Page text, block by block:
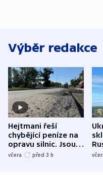
Výběr redakce
Hejtmani řeší
chybějící peníze na
opravu silnic. Jsou
nenárokové, namítá
včera před 3 h